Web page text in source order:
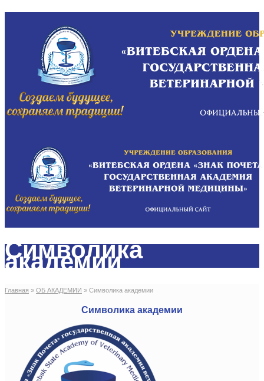
Символика
академии
Главная » ОБ АКАДЕМИИ » Символика академии
Символика академии